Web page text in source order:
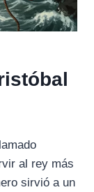
al rey más
sirvió a un